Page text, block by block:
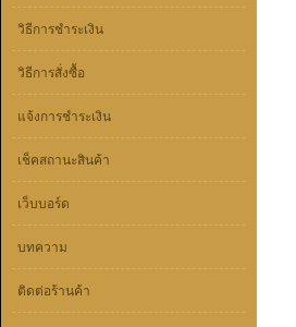
วิธีการชำระเงิน
วิธีการสั่งซื้อ
แจ้งการชำระเงิน
เช็คสถานะสินค้า
เว็บบอร์ด
บทความ
ติดต่อร้านค้า